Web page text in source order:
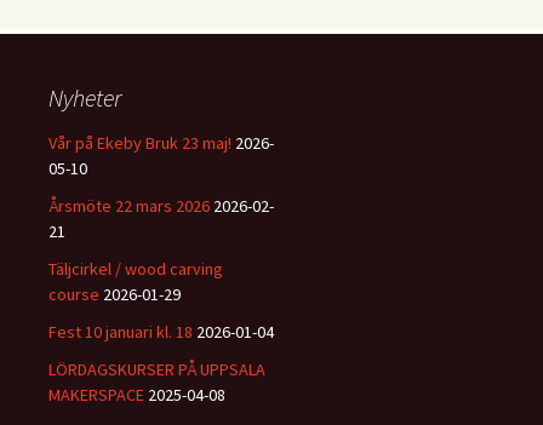
Nyheter
Vår på Ekeby Bruk 23 maj! 2026-
05-10
Årsmöte 22 mars 2026 2026-02-
21
Täljcirkel / wood carving
course 2026-01-29
Fest 10 januari kl. 18 2026-01-04
LÖRDAGSKURSER PÅ UPPSALA
MAKERSPACE 2025-04-08